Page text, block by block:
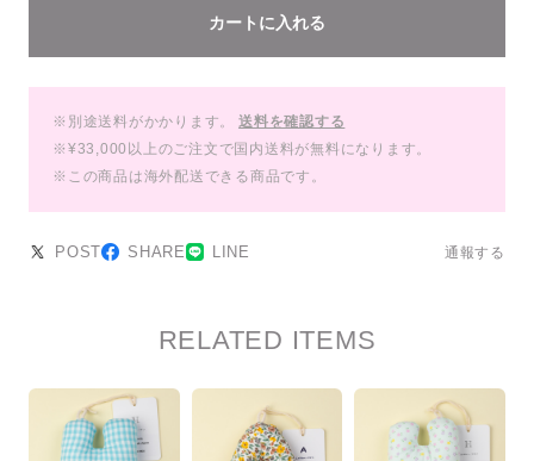
カートに入れる
※別途送料がかかります。
送料を確認する
※¥33,000以上のご注文で国内送料が無料になります。
※この商品は海外配送できる商品です。
POST SHARE LINE 通報する
RELATED ITEMS